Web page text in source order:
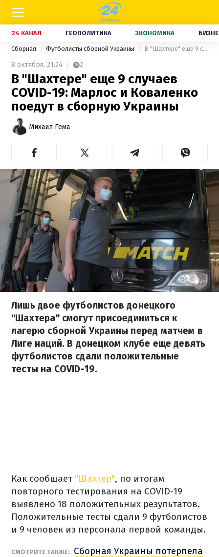
24 КАНАЛ ГЕОПОЛИТИКА ЭКОНОМИКА
Сборная Футболисты сборной Украины В "Шахтере" еще 9 случаев COVID-19: Марлос и Коваленко поедут в сборную Украины
8 октября, 21:24 2
В "Шахтере" еще 9 случаев
COVID-19: Марлос и Коваленко
поедут в сборную Украины
Михаил Гема
Лишь двое футболистов донецкого
"Шахтера" смогут присоединиться к
лагерю сборной Украины перед матчем в
Лиге наций. В донецком клубе еще девять
футболистов сдали положительные
тесты на COVID-19.
Как сообщает"Шахтер", по итогам
повторного тестирования на COVID-19
выявлено 18 положительных результатов.
Положительные тесты сдали 9 футболистов
и 9 человек из персонала первой команды.
СМОТРИТЕ ТАКЖЕ:
Сборная Украины потерпела